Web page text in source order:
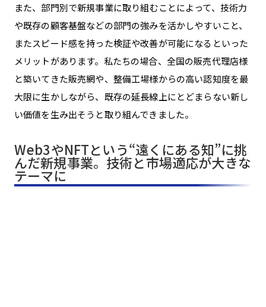
また、部門別で新規事業に取り組むことによって、技術力
や既存の顧客基盤などの部門の強みを活かしやすいこと、
またスピード感を持った検証や改善が可能になるといった
メリットがあります。私たちの場合、全国の販売代理店様
と築いてきた販売網や、整備工場様からの高い認知度を最
大限に生かしながら、既存の延長線上にとどまらない新し
い価値を生み出そうと取り組んできました。
Web3やNFTという“遠くにある知”に挑
んだ新規事業。技術と市場適応が大きな
テーマに